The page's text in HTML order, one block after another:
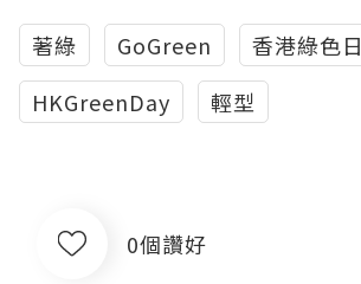
著綠‬ GoGreen
香港綠色日
HKGreenDay
輕型
0個讚好